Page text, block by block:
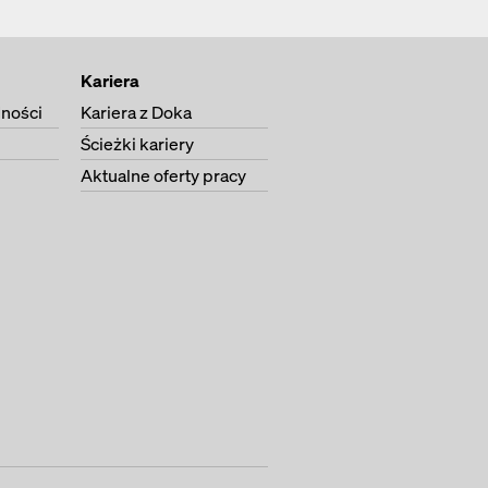
Kariera
Kariera z Doka
Ścieżki kariery
Aktualne oferty pracy